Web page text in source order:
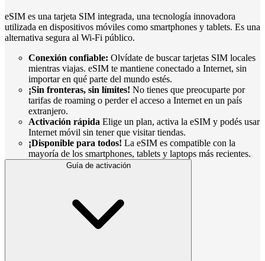
eSIM es una tarjeta SIM integrada, una tecnología innovadora
utilizada en dispositivos móviles como smartphones y tablets. Es una
alternativa segura al Wi-Fi público.
Conexión confiable: Olvídate de buscar tarjetas SIM locales
mientras viajas. eSIM te mantiene conectado a Internet, sin
importar en qué parte del mundo estés.
¡Sin fronteras, sin límites! No tienes que preocuparte por
tarifas de roaming o perder el acceso a Internet en un país
extranjero.
Activación rápida Elige un plan, activa la eSIM y podés usar
Internet móvil sin tener que visitar tiendas.
¡Disponible para todos! La eSIM es compatible con la
mayoría de los smartphones, tablets y laptops más recientes.
Guía de activación